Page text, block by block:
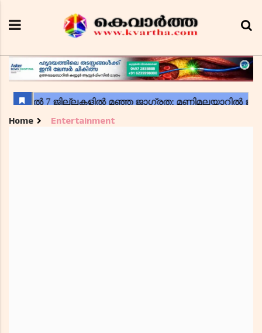
Home Entertainment